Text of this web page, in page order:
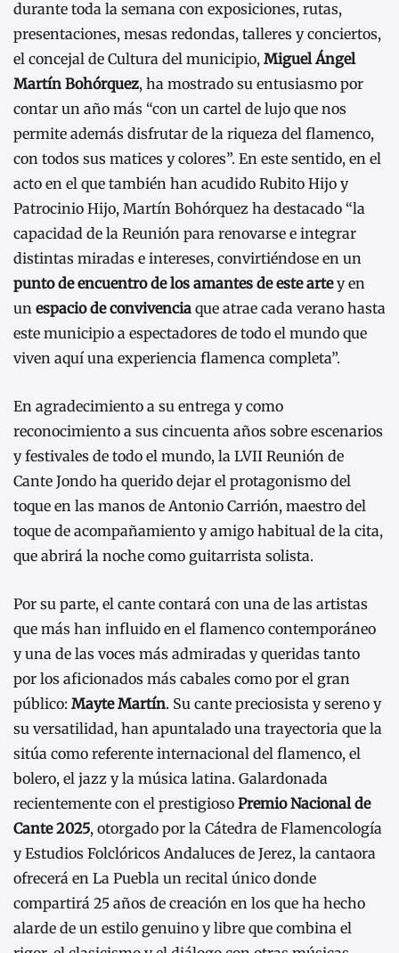
durante toda la semana con exposiciones, rutas,
presentaciones, mesas redondas, talleres y conciertos,
el concejal de Cultura del municipio, Miguel Ángel
Martín Bohórquez, ha mostrado su entusiasmo por
contar un año más “con un cartel de lujo que nos
permite además disfrutar de la riqueza del flamenco,
con todos sus matices y colores”. En este sentido, en el
acto en el que también han acudido Rubito Hijo y
Patrocinio Hijo, Martín Bohórquez ha destacado “la
capacidad de la Reunión para renovarse e integrar
distintas miradas e intereses, convirtiéndose en un
punto de encuentro de los amantes de este artey en
un espacio de convivencia que atrae cada verano hasta
este municipio a espectadores de todo el mundo que
viven aquí una experiencia flamenca completa”.
En agradecimiento a su entrega y como
reconocimiento a sus cincuenta años sobre escenarios
y festivales de todo el mundo, la LVII Reunión de
Cante Jondo ha querido dejar el protagonismo del
toque en las manos de Antonio Carrión, maestro del
toque de acompañamiento y amigo habitual de la cita,
que abrirá la noche como guitarrista solista.
Por su parte, el cante contará con una de las artistas
que más han influido en el flamenco contemporáneo
y una de las voces más admiradas y queridas tanto
por los aficionados más cabales como por el gran
público: Mayte Martín. Su cante preciosista y sereno y
su versatilidad, han apuntalado una trayectoria que la
sitúa como referente internacional del flamenco, el
bolero, el jazz y la música latina. Galardonada
recientemente con el prestigioso Premio Nacional de
Cante 2025, otorgado por la Cátedra de Flamencología
y Estudios Folclóricos Andaluces de Jerez, la cantaora
ofrecerá en La Puebla un recital único donde
compartirá 25 años de creación en los que ha hecho
alarde de un estilo genuino y libre que combina el